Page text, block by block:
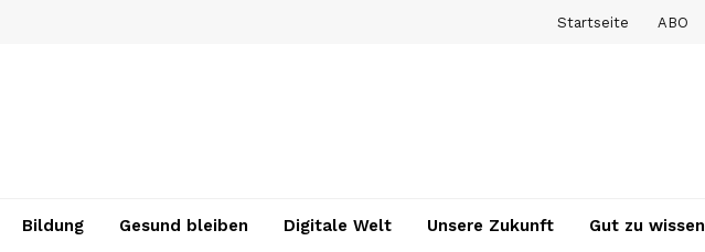
Startseite ABO
Bildung Gesund bleiben Digitale Welt Unsere Zukunft Gut zu wissen